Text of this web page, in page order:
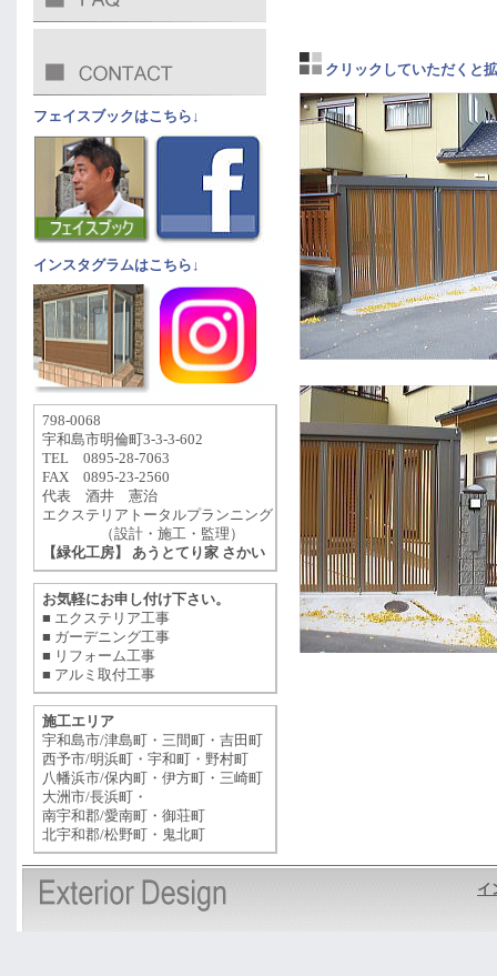
フェイスブックはこちら↓
インスタグラムはこちら↓
798-0068
宇和島市明倫町3-3-3-602
TEL 0895-28-7063
FAX 0895-23-2560
代表 酒井 憲治
エクステリアトータルプランニング
（設計・施工・監理）
【緑化工房】 あうとてり家 さかい
お気軽にお申し付け下さい。
■ エクステリア工事
■ ガーデニング工事
■ リフォーム工事
■ アルミ取付工事
施工エリア
宇和島市/津島町・三間町・吉田町
西予市/明浜町・宇和町・野村町
八幡浜市/保内町・伊方町・三崎町
大洲市/長浜町・
南宇和郡/愛南町・御荘町
北宇和郡/松野町・鬼北町
クリックしていただくと
イ